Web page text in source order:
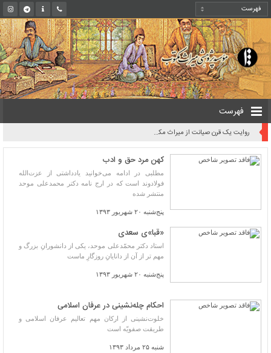
فهرست
روایت یک قرن صیانت از میراث مکتوب ایران به بیان معاون کتابخانه ملی
کهن مرد حق و ادب
مطلبی در ادامه می‌خوانید یادداشتی از عزت‌الله
فولادوند است كه در ارج نامه دكتر محمدعلی موحد
منتشر شده
پنج‌شنبه ۲۰ شهریور ۱۳۹۳
«قبا»ی سعدی
استاد دکتر محمّدعلی موحد، یکی از دانشورانِ بزرگ و
مهم تر از آن از دانایانِ روزگارِ ماست
پنج‌شنبه ۲۰ شهریور ۱۳۹۳
احکام چله‌نشینی در عرفان اسلامی
خلوت‌نشینی از ارکان مهم تعالیم عرفان اسلامی و
طریقت صفویّه است
شنبه ۲۵ مرداد ۱۳۹۳